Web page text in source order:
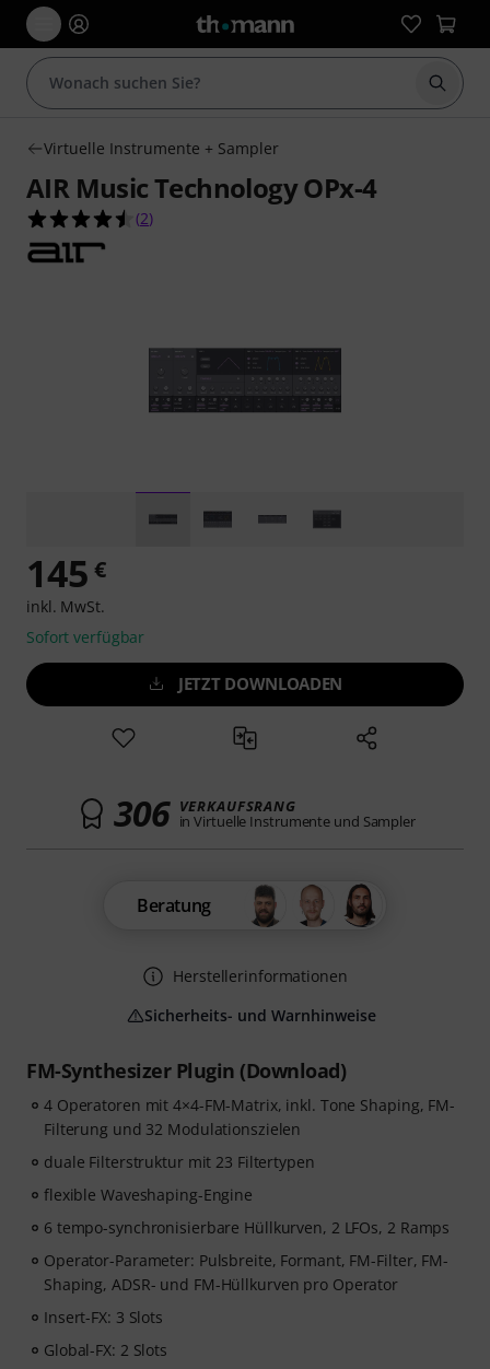
Suche
Virtuelle Instrumente + Sampler
AIR Music Technology OPx-4
4.5 von 5 Sternen aus 2 Kundenbewertungen
(2)
FM-Synthesizer Plugin (Download)
4 Operatoren mit 4×4-FM-Matrix, inkl. Tone Shaping, FM-
Filterung und 32 Modulationszielen
duale Filterstruktur mit 23 Filtertypen
flexible Waveshaping-Engine
6 tempo-synchronisierbare Hüllkurven, 2 LFOs, 2 Ramps
Operator-Parameter: Pulsbreite, Formant, FM-Filter, FM-
Shaping, ADSR- und FM-Hüllkurven pro Operator
Insert-FX: 3 Slots
Global-FX: 2 Slots
145 €
inkl. MwSt.
Sofort verfügbar
JETZT DOWNLOADEN
306 VERKAUFSRANG
in Virtuelle Instrumente und Sampler
Beratung
Herstellerinformationen
Sicherheits- und Warnhinweise